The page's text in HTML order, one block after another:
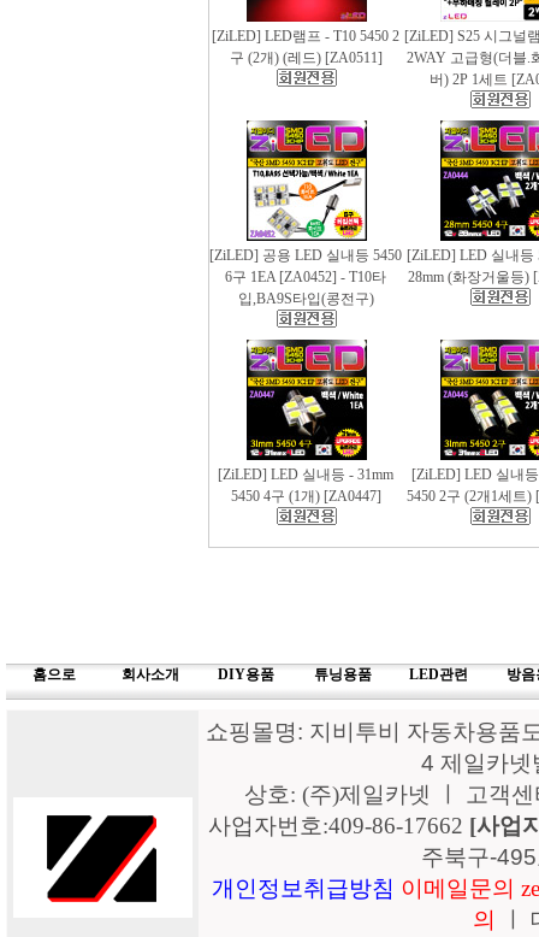
[ZiLED] LED램프 - T10 5450 2
구 (2개) (레드) [ZA0511]
[ZiLED] S25 시그널
2WAY 고급형(더블.
버) 2P 1세트
[ZiLED] 공용 LED 실내등 5450
6구 1EA [ZA0452] - T10타
입,BA9S타입(콩전구)
[ZiLED] LED 실내등
28mm (화장거울등)
[ZiLED] LED 실내등 - 31mm
5450 4구 (1개) [ZA0447]
[ZiLED] LED 실내
5450 2구 (2개1세트)
홈으로 회사소개 DIY용품 튜닝용품 LED관련 방음
쇼핑몰명: 지비투비 자동차용품
4 제일카
상호: (주)제일카넷 ㅣ 고객
사업자번호:409-86-17662 [사업
주북구-
개인정보취급방침 이메일문의
의